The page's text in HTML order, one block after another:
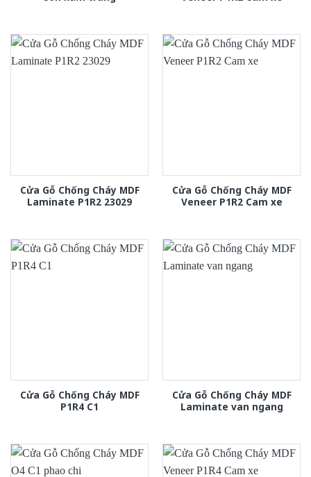
Cửa Gỗ Chống Cháy MDF
Laminate P1R2 23029
Cửa Gỗ Chống Cháy MDF
Veneer P1R2 Cam xe
Cửa Gỗ Chống Cháy MDF
P1R4 C1
Cửa Gỗ Chống Cháy MDF
Laminate van ngang